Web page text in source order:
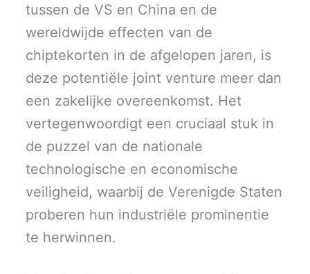
tussen de VS en China en de
wereldwijde effecten van de
chiptekorten in de afgelopen jaren, is
deze potentiële joint venture meer dan
een zakelijke overeenkomst. Het
vertegenwoordigt een cruciaal stuk in
de puzzel van de nationale
technologische en economische
veiligheid, waarbij de Verenigde Staten
proberen hun industriële prominentie
te herwinnen.